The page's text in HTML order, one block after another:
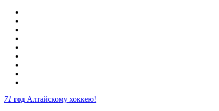
71 год Алтайскому хоккею!